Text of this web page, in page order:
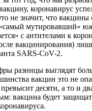
коронавирус
не значит, что
мутировавший»
с антителами к
вакцинирования)
SARS-CoV-2.
разницы выглядят
вакцин это не
десяти, а то и
вакцина будет